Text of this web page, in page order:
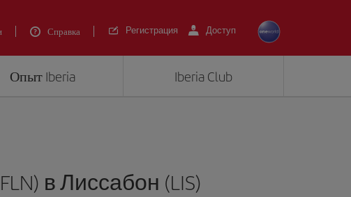
Справка Регистрация Доступ
Опыт Iberia Iberia Club
в Лиссабон (LIS)